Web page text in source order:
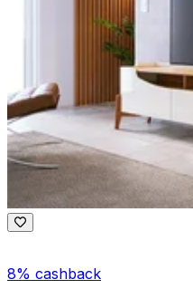
8% cashback